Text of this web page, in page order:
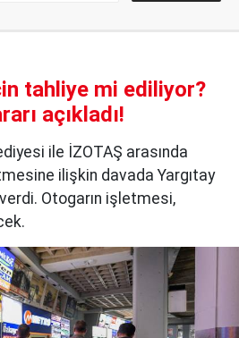
tahliye mi ediliyor?
açıkladı!
ile İZOTAŞ arasında
ilişkin davada Yargıtay
Otogarın işletmesi,